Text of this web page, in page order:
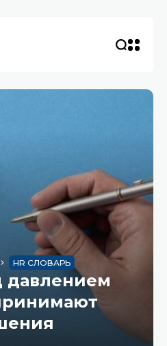
HR СЛОВАРЬ
давлением